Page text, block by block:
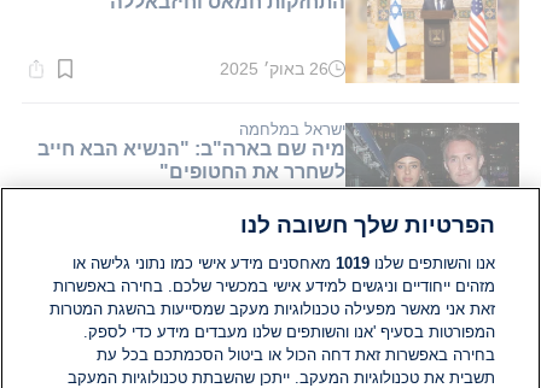
זמן
דקות.
26 באוק׳ 2025
ישראל במלחמה
מיה שם בארה"ב: "הנשיא הבא חייב
לשחרר את החטופים"
קריאה:
1
דקות.
05 בנוב׳ 2024
ארצות הברית וקנדה
קונסול ישראל בניו יורק, אופיר אקוניס
בטקס יום הזיכרון: "סומכים רק על
עצמנו"
הפרטיות שלך חשובה לנו
אנו והשותפים שלנו1019 מאחסנים מידע אישי כמו נתוני גלישה או
מזהים ייחודיים וניגשים למידע אישי במכשיר שלכם. בחירה באפשרות
זאת אני מאשר מפעילה טכנולוגיות מעקב שמסייעות בהשגת המטרות
המפורטות בסעיף 'אנו והשותפים שלנו מעבדים מידע כדי לספק.
בחירה באפשרות זאת דחה הכול או ביטול הסכמתכם בכל עת
תשבית את טכנולוגיות המעקב. ייתכן שהשבתת טכנולוגיות המעקב